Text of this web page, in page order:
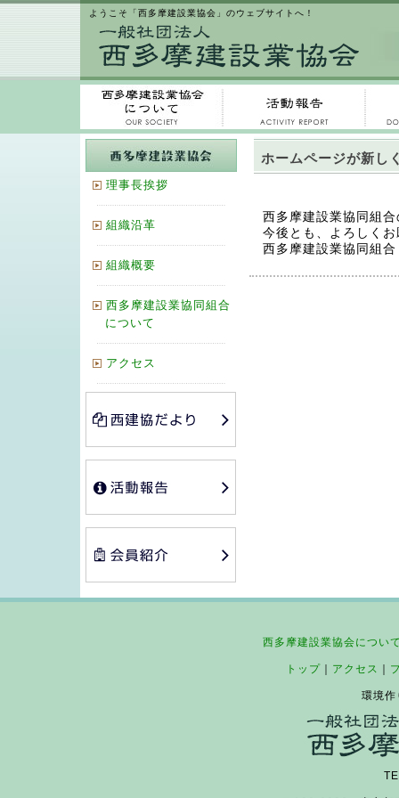
ようこそ「西多摩建設業協会」のウェブサイトへ！
理事長挨拶
組織沿革
組織概要
西多摩建設業協同組合
について
アクセス
ホームページが新し
西多摩建設業協同組
今後とも、よろしく
西多摩建設業協同組合
西多摩建設業協会につい
トップ アクセス
環境作